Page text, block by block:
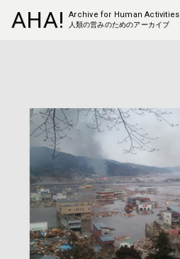
AHA! Archive for Human Activities
人類の営みのためのアーカイブ